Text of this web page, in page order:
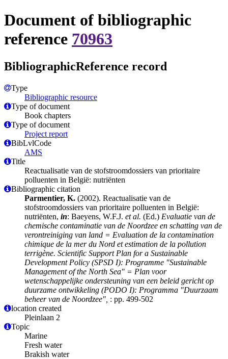
Document of bibliographic
reference 70963
BibliographicReference record
Type
Bibliographic resource
Type of document
Book chapters
Type of document
Project report
BibLvlCode
AMS
Title
Reactualisatie van de stofstroomdossiers van prioritaire
polluenten in België: nutriënten
Bibliographic citation
Parmentier, K. (2002). Reactualisatie van de
stofstroomdossiers van prioritaire polluenten in België:
nutriënten, in: Baeyens, W.F.J. et al. (Ed.) Evaluatie van de
chemische contaminatie van de Noordzee en schatting van de
verontreiniging van land = Evaluation de la contamination
chimique de la mer du Nord et estimation de la pollution
terrigène. Scientific Support Plan for a Sustainable
Development Policy (SPSD I): Programme "Sustainable
Management of the North Sea" = Plan voor
wetenschappelijke ondersteuning van een beleid gericht op
duurzame ontwikkeling (PODO I): Programma "Duurzaam
beheer van de Noordzee", : pp. 499-502
location created
Pleinlaan 2
Topic
Marine
Fresh water
Brakish water